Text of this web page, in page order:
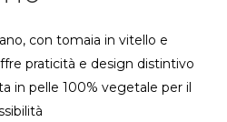
con tomaia in vitello e
praticità e design distintivo
in pelle 100% vegetale per il